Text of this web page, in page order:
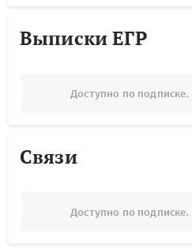
Выписки ЕГР
Доступно по подписке.
Связи
Доступно по подписке.